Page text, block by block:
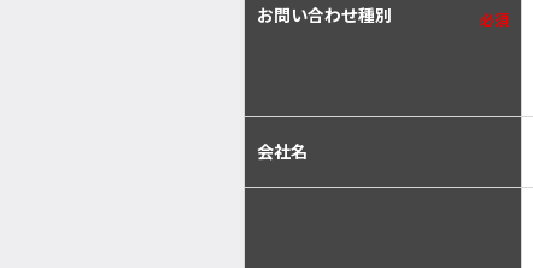
お問い合わせ種別 必須
会社名